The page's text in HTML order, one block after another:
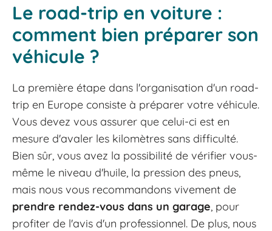
Le road-trip en voiture :
comment bien préparer son
véhicule ?
La première étape dans l'organisation d'un road-
trip en Europe consiste à préparer votre véhicule.
Vous devez vous assurer que celui-ci est en
mesure d'avaler les kilomètres sans difficulté.
Bien sûr, vous avez la possibilité de vérifier vous-
même le niveau d'huile, la pression des pneus,
mais nous vous recommandons vivement de
prendre rendez-vous dans un garage, pour
profiter de l'avis d'un professionnel. De plus, nous